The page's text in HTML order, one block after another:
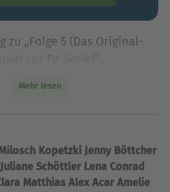
zu „Folge 5 (Das Original-
beim Errichten eines
ein
beim Errichten eines
Neues über seinen
was Pixie veranlasst,
Mehr lesen
Kopetzki Jenny Böttcher
Juliane Schöttler Lena Conrad
Matthias Alex Acar Amelie